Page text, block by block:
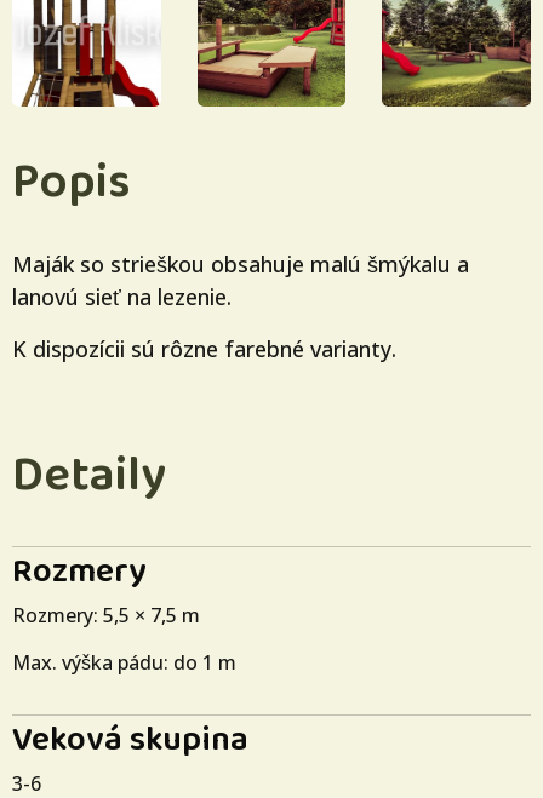
Popis
Maják so strieškou obsahuje malú šmýkalu a
lanovú sieť na lezenie.
K dispozícii sú rôzne farebné varianty.
Detaily
Rozmery
Rozmery: 5,5 × 7,5 m
Max. výška pádu: do 1 m
Veková skupina
3-6